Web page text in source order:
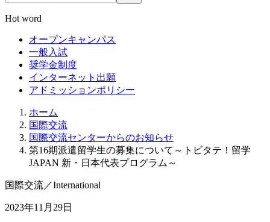
Hot word
オープンキャンパス
一般入試
奨学金制度
インターネット出願
アドミッションポリシー
ホーム
国際交流
国際交流センターからのお知らせ
第16期派遣留学生の募集について～トビタテ！留学
JAPAN 新・日本代表プログラム～
国際交流／International
2023年11月29日